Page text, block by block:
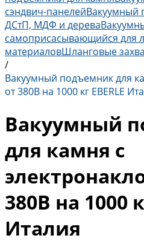
сэндвич-панелейВакуумный
ДСтП, МДФ и дерева
самоприсасывающийся для
материаловШланговые
/
Вакуумный подъемник для
от 380В на 1000 кг EBERLE
Вакуумный
для камня с
380В на 1000
Италия